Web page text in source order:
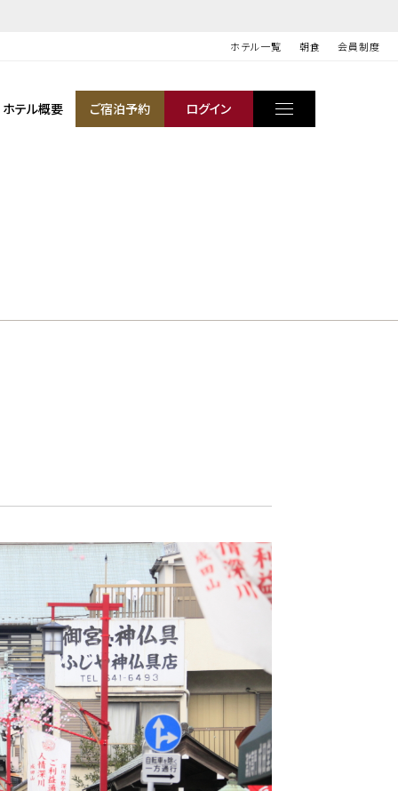
ホテル一覧 朝食 会員制度
ホテル概要 ご宿泊予約 ログイン